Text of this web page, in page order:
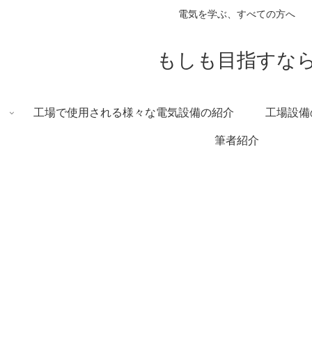
電気を学ぶ、すべての方へ
もしも目指すな
工場で使用される様々な電気設備の紹介 工場設
筆者紹介